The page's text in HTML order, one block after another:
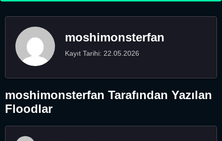
moshimonsterfan
Kayıt Tarihi: 22.05.2026
moshimonsterfan Tarafından Yazılan
Floodlar